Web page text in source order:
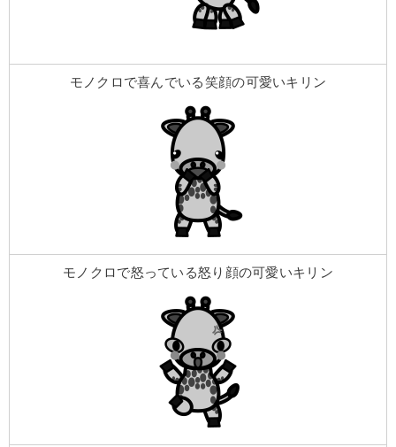
モノクロで喜んでいる笑顔の可愛いキリン
モノクロで怒っている怒り顔の可愛いキリン